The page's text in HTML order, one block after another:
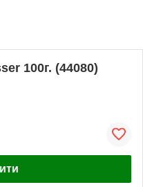
100г. (44080)